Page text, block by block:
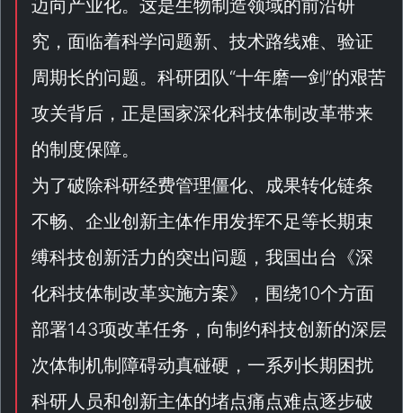
迈向产业化。这是生物制造领域的前沿研
究，面临着科学问题新、技术路线难、验证
周期长的问题。科研团队“十年磨一剑”的艰苦
攻关背后，正是国家深化科技体制改革带来
的制度保障。
为了破除科研经费管理僵化、成果转化链条
不畅、企业创新主体作用发挥不足等长期束
缚科技创新活力的突出问题，我国出台《深
化科技体制改革实施方案》，围绕10个方面
部署143项改革任务，向制约科技创新的深层
次体制机制障碍动真碰硬，一系列长期困扰
科研人员和创新主体的堵点痛点难点逐步破